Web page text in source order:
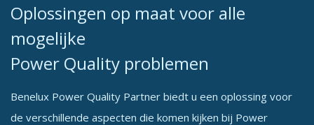
Oplossingen op maat voor alle
mogelijke
Power Quality problemen
Benelux Power Quality Partner biedt u een oplossing voor
de verschillende aspecten die komen kijken bij Power